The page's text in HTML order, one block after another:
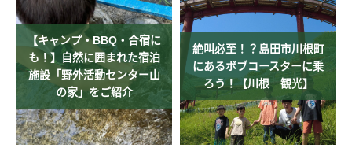
【キャンプ・BBQ・合宿に
も！】自然に囲まれた宿泊
施設「野外活動センター山
の家」をご紹介
絶叫必至！？島田市川根町
にあるボブコースターに乗
ろう！【川根 観光】